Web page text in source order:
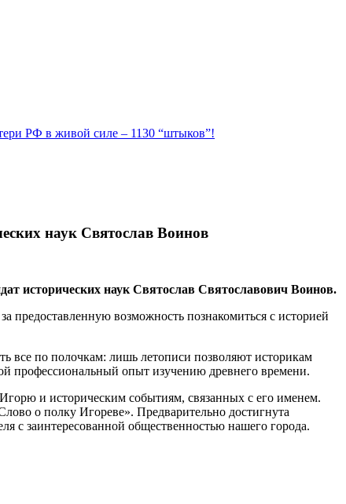
РФ в живой силе – 1130 “штыков”!
наук Святослав Воинов
исторических наук Святослав Святославович Воинов.
предоставленную возможность познакомиться с историей
все по полочкам: лишь летописи позволяют историкам
профессиональный опыт изучению древнего времени.
и историческим событиям, связанных с его именем.
о полку Игореве». Предварительно достигнута
с заинтересованной общественностью нашего города.